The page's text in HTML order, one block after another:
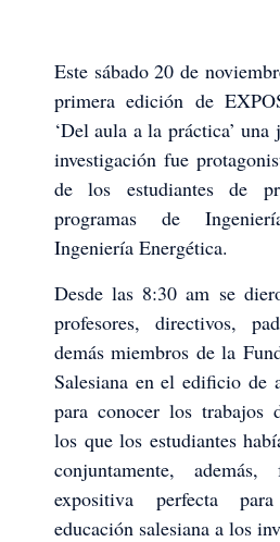
Este sábado 20 de
primera edición de
‘Del aula a la práctica’
investigación fue
de los estudiantes de
programas de
Ingeniería Energética.
Desde las 8:30 am se
profesores, directivos,
demás miembros de la
Salesiana en el edificio de
para conocer los trabajos
los que los estudiantes
conjuntamente,
expositiva perfecta
educación salesiana a los